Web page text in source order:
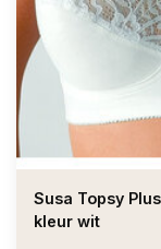
Susa Topsy
kleur wit